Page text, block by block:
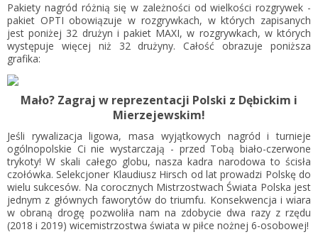
Pakiety nagród różnią się w zależności od wielkości rozgrywek -
pakiet OPTI obowiązuje w rozgrywkach, w których zapisanych
jest poniżej 32 drużyn i pakiet MAXI, w rozgrywkach, w których
występuje więcej niż 32 drużyny. Całość obrazuje poniższa
grafika:
Mało? Zagraj w reprezentacji Polski z Dębickim i
Mierzejewskim!
Jeśli rywalizacja ligowa, masa wyjątkowych nagród i turnieje
ogólnopolskie Ci nie wystarczają - przed Tobą biało-czerwone
trykoty! W skali całego globu, nasza kadra narodowa to ścisła
czołówka. Selekcjoner Klaudiusz Hirsch od lat prowadzi Polskę do
wielu sukcesów. Na corocznych Mistrzostwach Świata Polska jest
jednym z głównych faworytów do triumfu. Konsekwencja i wiara
w obraną drogę pozwoliła nam na zdobycie dwa razy z rzędu
(2018 i 2019) wicemistrzostwa świata w piłce nożnej 6-osobowej!